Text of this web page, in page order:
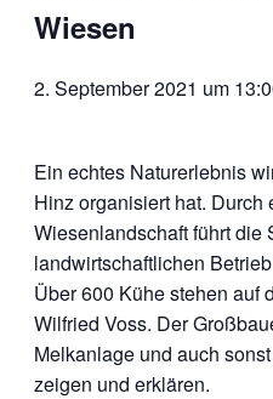
Wiesen
2. September 2021 um
Ein echtes Naturerlebnis
Hinz organisiert hat.
Wiesenlandschaft führt die
landwirtschaftlichen
Über 600 Kühe stehen auf
Wilfried Voss. Der
Melkanlage und auch
zeigen und erklären.